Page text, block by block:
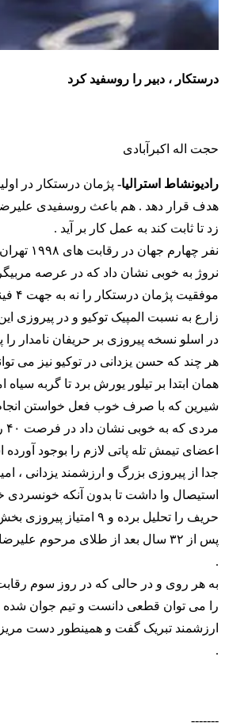
درستکار ، دبیر را روسفید کرد
حجت اله اکبرآبادی
رادیونشاط استرالیا- پژمان درستکار در
هدف قرار دهد . هم باعث روسفیدی علیرضا
زد تا ثابت کند به عمل کار بر آید .
نفر
نروژ به خوبی نشان داد که در عرصه
زارع به نسبت المپیک توکیو و در پیروزی
در اسلو نسخه پیروزی بر حریفان نامدار را
هر چند که حسن یزدانی در توکیو نیز می
شیرین که با صرف خوب فعل خواستن
اعضای تیمش تله پاتی لازم را بوجود
جدا از پیروزی بزرگ و ارزشمند یزدانی ،
حریف را تحلیل
.
را می توان قطعی دانست و تیم جوان شده
ارزشمند تبریک گفت و همینطور دست
.
-------